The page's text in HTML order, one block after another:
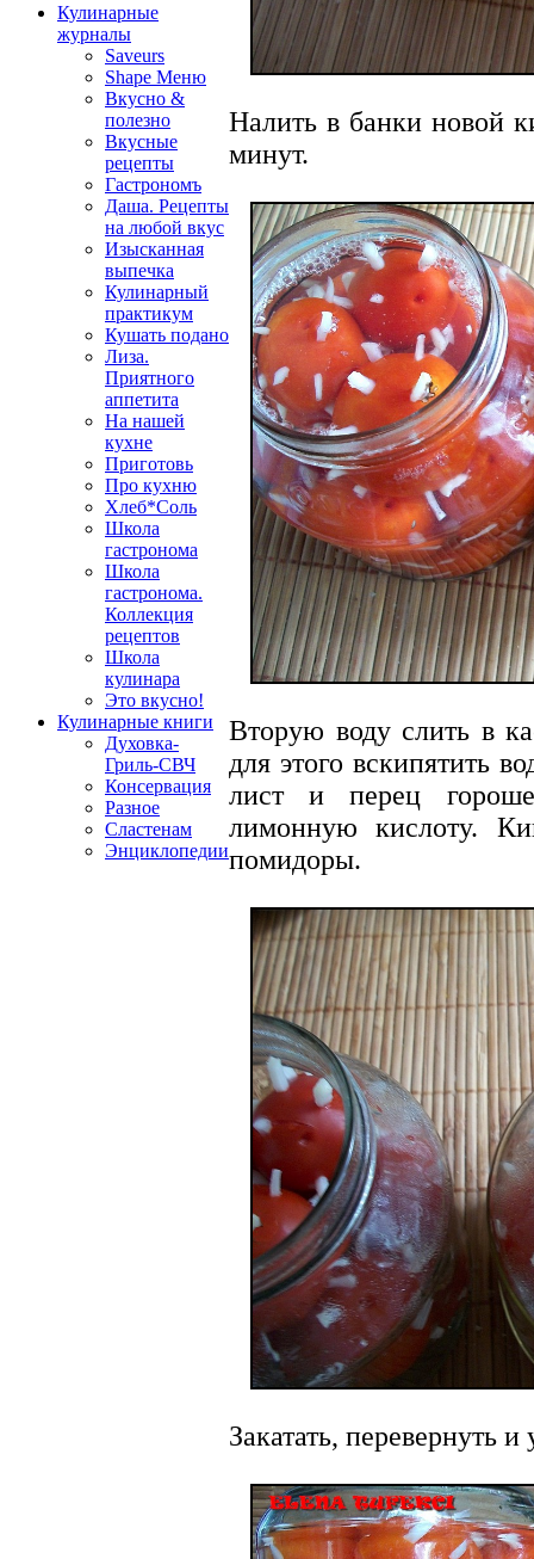
Кулинарные
журналы
Saveurs
Shape Меню
Вкусно &
полезно
Вкусные
рецепты
Гастрономъ
Даша. Рецепты
на любой вкус
Изысканная
выпечка
Кулинарный
практикум
Кушать подано
Лиза.
Приятного
аппетита
На нашей
кухне
Приготовь
Про кухню
Хлеб*Соль
Школа
гастронома
Школа
гастронома.
Коллекция
рецептов
Школа
кулинара
Это вкусно!
Кулинарные книги
Духовка-
Гриль-СВЧ
Консервация
Разное
Сластенам
Энциклопедии
Налить в банки новой
минут.
Вторую воду слить в
для этого вскипятить
лист и перец
лимонную кислоту.
помидоры.
Закатать, перевернуть и